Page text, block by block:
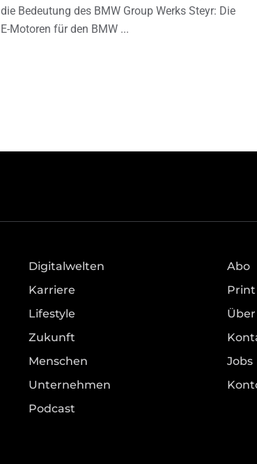
die Bedeutung des BMW Group Werks Steyr: Die
E-Motoren für den BMW
Digitalwelten
Karriere
Lifestyle
Zukunft
Menschen
Unternehmen
Podcast
Abo
Print
Jobs